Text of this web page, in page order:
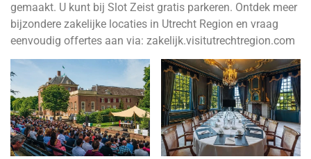
gemaakt. U kunt bij Slot Zeist gratis parkeren. Ontdek meer
bijzondere zakelijke locaties in Utrecht Region en vraag
eenvoudig offertes aan via: zakelijk.visitutrechtregion.com